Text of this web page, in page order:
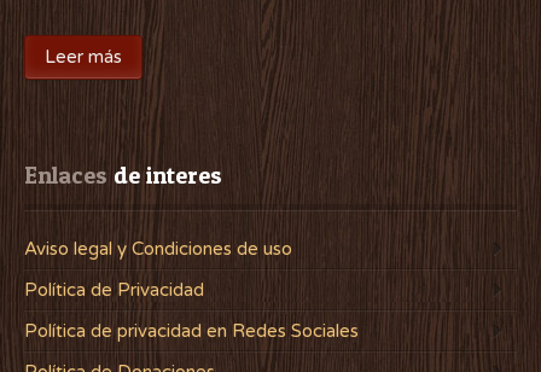
Leer más
Enlaces de interes
Aviso legal y Condiciones de uso
Política de Privacidad
Política de privacidad en Redes Sociales